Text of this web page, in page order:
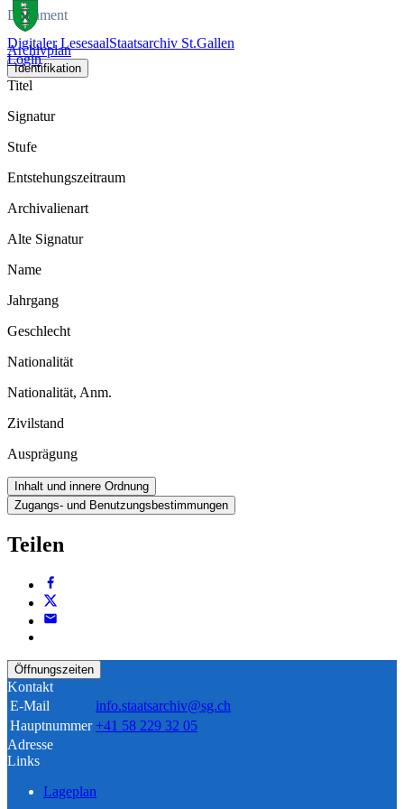
Digitaler LesesaalStaatsarchiv St.Gallen
Login
Dokument
Archivplan
Identifikation
Titel
Signatur
Stufe
Entstehungszeitraum
Archivalienart
Alte Signatur
Name
Jahrgang
Geschlecht
Nationalität
Nationalität, Anm.
Zivilstand
Ausprägung
Inhalt und innere Ordnung
Zugangs- und Benutzungsbestimmungen
Teilen
Öffnungszeiten
Kontakt
E-Mail
info.staatsarchiv@sg.ch
Hauptnummer +41 58 229 32 05
Adresse
Links
Lageplan